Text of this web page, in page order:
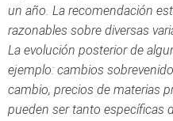
un año. La recomendación
razonables sobre diversas
La evolución posterior de
ejemplo: cambios
cambio, precios de materias
pueden ser tanto específicas